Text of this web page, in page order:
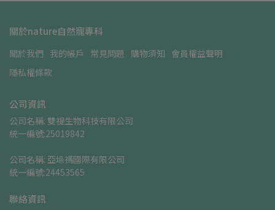
關於nature自然寵專科
關於我們 我的帳戶 常見問題 購物須知 會員權益聲明
隱私權條款
公司資訊
公司名稱: 雙禔生物科技有限公司
統一編號:25019842
公司名稱: 亞垛禡國際有限公司
統一編號:24453565
聯絡資訊